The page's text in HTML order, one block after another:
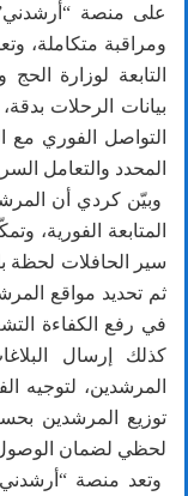
على منصة
ومراقبة متكاملة،
التابعة لوزارة
بيانات الرحلات
التواصل الفوري
المحدد والتعامل
وبيّن كردي أن
المتابعة الفورية،
سير الحافلات لحظة
ثم تحديد مواقع
في رفع الكفاءة
كذلك إرسال
المرشدين، لتوجيه
توزيع المرشدين
لحظي لضمان الوصول
وتعد منصة